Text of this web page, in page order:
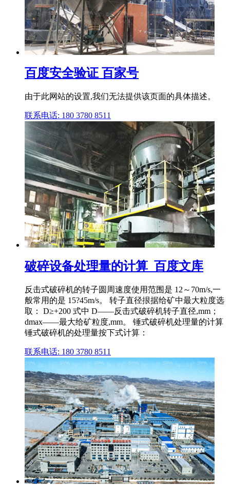
百度安全验证 百家号
由于此网站的设置,我们无法提供该页面的具体描述。
联系电话: 180 3780 8511
破碎设备处理量的计算_百度文库
反击式破碎机的转子圆周速度使用范围是 12～70m/s,一
般常用的是 15?45m/s。 转子直径拫据给矿中最大粒度选
取： D≥+200 式中 D——反击式破碎机转子直径,mm；
dmax——最大给矿粒度,mm。 锤式破碎机处理量的计算
锤式破碎机的处理量按下式计算：
联系电话: 180 3780 8511